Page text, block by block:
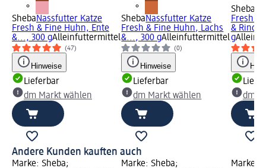
ShebaNassfutter Katze
Fresh & Fine Huhn, Ente
&..., 300 gAlleinfuttermittel
(47)
Hinweise
Lieferbar
dm Markt wählen
ShebaNassfutter Katze
Fresh & Fine Huhn, Lachs
&..., 300 gAlleinfuttermittel
(0)
Hinweise
Lieferbar
dm Markt wählen
Sheba
Fresh &
&
g
dm
Andere Kunden kauften auch
Marke: Sheba;
Marke: Sheba;
Marke: